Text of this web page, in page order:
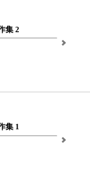
集 2
集 1